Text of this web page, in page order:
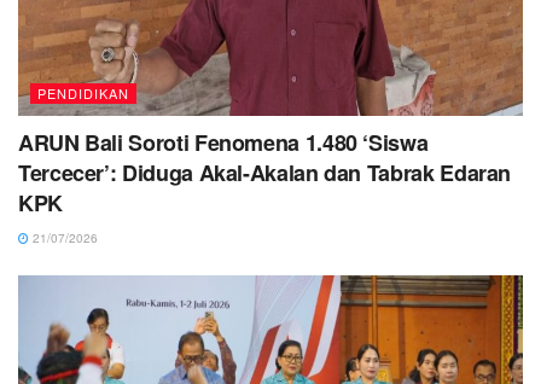
PENDIDIKAN
ARUN Bali Soroti Fenomena 1.480 ‘Siswa
Tercecer’: Diduga Akal-Akalan dan Tabrak Edaran
KPK
21/07/2026